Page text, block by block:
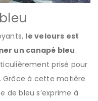
le velours est
un canapé bleu.
prisé pour
Grâce à cette matière
de bleu s’exprime à